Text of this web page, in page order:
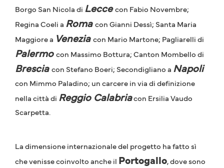
Borgo San Nicola di Leccecon Fabio Novembre;
Regina Coeli a Romacon Gianni Dessì; Santa Maria
Maggiore a Veneziacon Mario Martone; Pagliarelli di
Palermocon Massimo Bottura; Canton Mombello di
Bresciacon Stefano Boeri; Secondigliano a Napoli
con Mimmo Paladino; un carcere in via di definizione
nella città di Reggio Calabriacon Ersilia Vaudo
Scarpetta.
La dimensione internazionale del progetto ha fatto sì
che venisse coinvolto anche il Portogallo, dove sono